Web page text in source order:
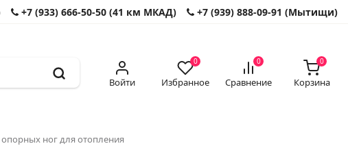
+7 (933) 666-50-50 (41 км МКАД) +7 (939) 888-09-91 (Мытищи)
Войти
0
Избранное
0
Сравнение
0
Корзина
ног для отопления